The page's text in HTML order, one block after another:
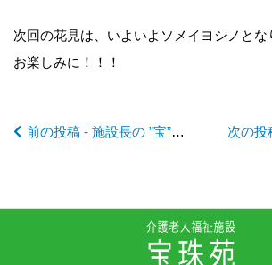
次回の花見は、いよいよソメイヨシノとな
お楽しみに！！！
記
へ
前の投稿 - 施設長の ”宝”日記2026 No.11 永年勤続職員へ 敬意と感謝💛 次の投